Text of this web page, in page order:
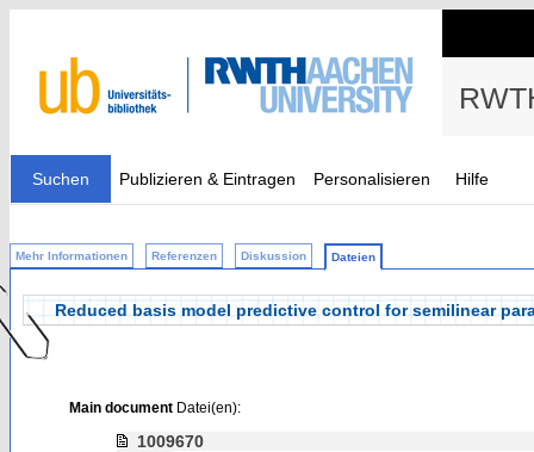
Suchen Publizieren & Eintragen Personalisieren Hilfe
Mehr Informationen Referenzen Diskussion Dateien
Reduced basis model predictive control for semilinear
Main documentDatei(en):
1009670